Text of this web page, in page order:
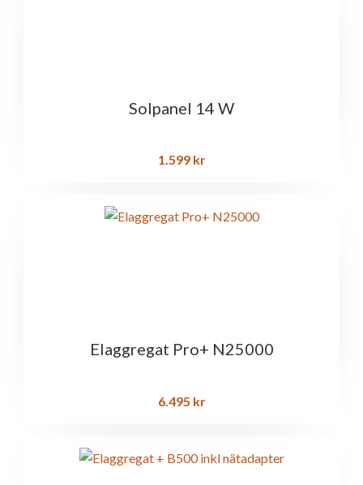
Solpanel 14 W
1.599 kr
Elaggregat Pro+ N25000
6.495 kr